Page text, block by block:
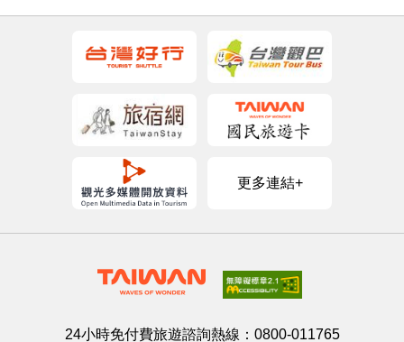
更多連結+
24小時免付費旅遊諮詢熱線： 0800-011765